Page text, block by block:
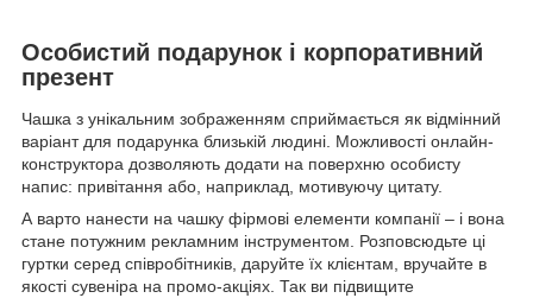
Особистий подарунок і корпоративний
презент
Чашка з унікальним зображенням сприймається як відмінний
варіант для подарунка близькій людині. Можливості онлайн-
конструктора дозволяють додати на поверхню особисту
напис: привітання або, наприклад, мотивуючу цитату.
А варто нанести на чашку фірмові елементи компанії – і вона
стане потужним рекламним інструментом. Розповсюдьте ці
гуртки серед співробітників, даруйте їх клієнтам, вручайте в
якості сувеніра на промо-акціях. Так ви підвищите